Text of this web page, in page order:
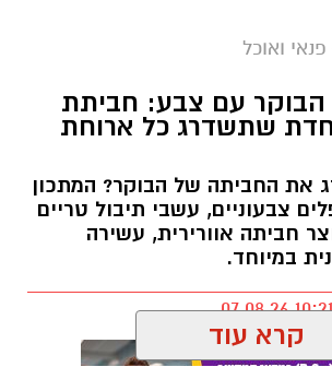
קרא עוד
אולי יעניין אותך גם
לה פטיט כשאומנות וטעם
נפגשים